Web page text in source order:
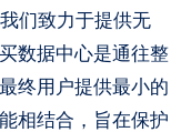
们致力于提供无
数据中心是通往整
终用户提供最小的
相结合，旨在保护